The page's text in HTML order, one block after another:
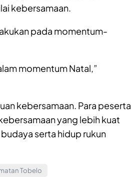
kebersamaan.
pada momentum-
momentum Natal,”
kebersamaan. Para peserta
yang lebih kuat
serta hidup rukun
Tobelo